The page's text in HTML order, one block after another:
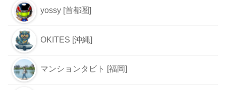
yossy [首都圏]
OKITES [沖縄]
マンションタビト [福岡]